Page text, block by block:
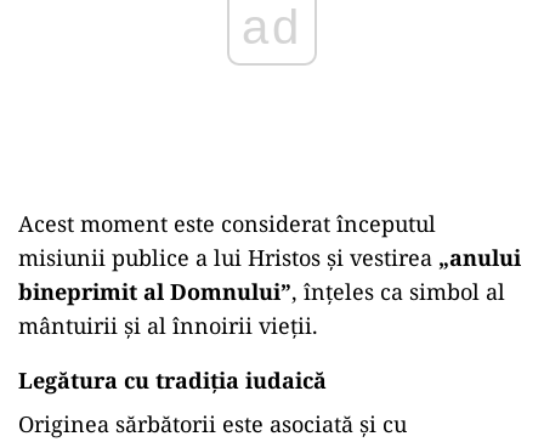
Acest moment este considerat începutul
misiunii publice a lui Hristos și vestirea „anului
bineprimit al Domnului”, înțeles ca simbol al
mântuirii și al înnoirii vieții.
Legătura cu tradiția iudaică
Originea sărbătorii este asociată și cu